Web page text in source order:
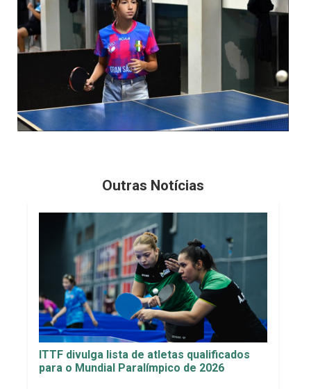
Outras Notícias
ITTF divulga lista de atletas qualificados
para o Mundial Paralímpico de 2026